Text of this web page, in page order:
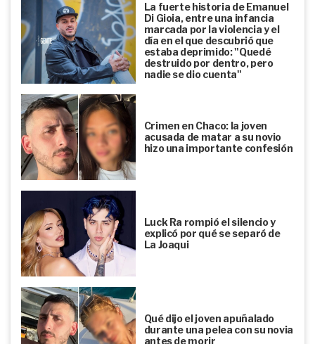
La fuerte historia de Emanuel
Di Gioia, entre una infancia
marcada por la violencia y el
día en el que descubrió que
estaba deprimido: "Quedé
destruido por dentro, pero
nadie se dio cuenta"
Crimen en Chaco: la joven
acusada de matar a su novio
hizo una importante confesión
Luck Ra rompió el silencio y
explicó por qué se separó de
La Joaqui
Qué dijo el joven apuñalado
durante una pelea con su novia
antes de morir